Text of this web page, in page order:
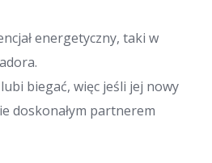
energetyczny, taki w
biegać, więc jeśli jej nowy
doskonałym partnerem